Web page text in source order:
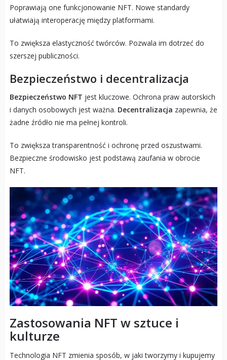
Poprawiają one funkcjonowanie NFT. Nowe standardy
ułatwiają interoperację między platformami.
To zwiększa elastyczność twórców. Pozwala im dotrzeć do
szerszej publiczności.
Bezpieczeństwo i decentralizacja
Bezpieczeństwo NFT jest kluczowe. Ochrona praw autorskich
i danych osobowych jest ważna. Decentralizacja zapewnia, że
żadne źródło nie ma pełnej kontroli.
To zwiększa transparentność i ochronę przed oszustwami.
Bezpieczne środowisko jest podstawą zaufania w obrocie
NFT.
Zastosowania NFT w sztuce i
kulturze
Technologia NFT zmienia sposób, w jaki tworzymy i kupujemy